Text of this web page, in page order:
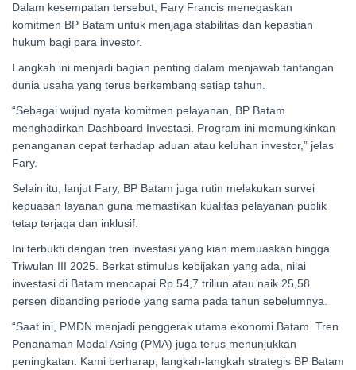
Dalam kesempatan tersebut, Fary Francis menegaskan
komitmen BP Batam untuk menjaga stabilitas dan kepastian
hukum bagi para investor.
Langkah ini menjadi bagian penting dalam menjawab tantangan
dunia usaha yang terus berkembang setiap tahun.
“Sebagai wujud nyata komitmen pelayanan, BP Batam
menghadirkan Dashboard Investasi. Program ini memungkinkan
penanganan cepat terhadap aduan atau keluhan investor,” jelas
Fary.
Selain itu, lanjut Fary, BP Batam juga rutin melakukan survei
kepuasan layanan guna memastikan kualitas pelayanan publik
tetap terjaga dan inklusif.
Ini terbukti dengan tren investasi yang kian memuaskan hingga
Triwulan III 2025. Berkat stimulus kebijakan yang ada, nilai
investasi di Batam mencapai Rp 54,7 triliun atau naik 25,58
persen dibanding periode yang sama pada tahun sebelumnya.
“Saat ini, PMDN menjadi penggerak utama ekonomi Batam. Tren
Penanaman Modal Asing (PMA) juga terus menunjukkan
peningkatan. Kami berharap, langkah-langkah strategis BP Batam